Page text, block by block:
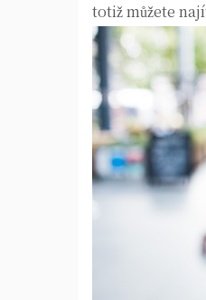
totiž můžete